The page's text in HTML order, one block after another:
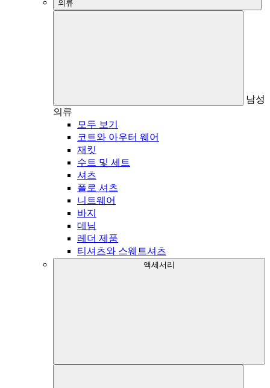
의류
남성
의류
모두 보기
코트와 아우터 웨어
재킷
수트 및 세트
셔츠
폴로 셔츠
니트웨어
바지
데님
레더 제품
티셔츠와 스웨트셔츠
액세서리